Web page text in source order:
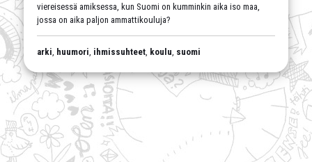
viereisessä amiksessa, kun Suomi on kumminkin aika iso maa,
jossa on aika paljon ammattikouluja?
arki, huumori, ihmissuhteet, koulu, suomi